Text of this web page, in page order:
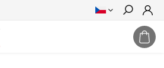
Hledat